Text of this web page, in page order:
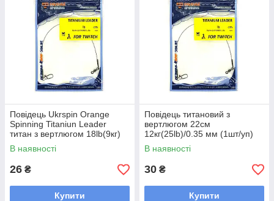
Повідець Ukrspin Orange
Spinning Titaniun Leader
титан з вертлюгом 18lb(9кг)
22см (діам.0.3мм) (1шт/уп)
K1822
В наявності
26 ₴
Купити
Повідець титановий з
вертлюгом 22см
12кг(25lb)/0.35 мм (1шт/уп)
K2522 Ukrspin Orange
Spinning
В наявності
30 ₴
Купити